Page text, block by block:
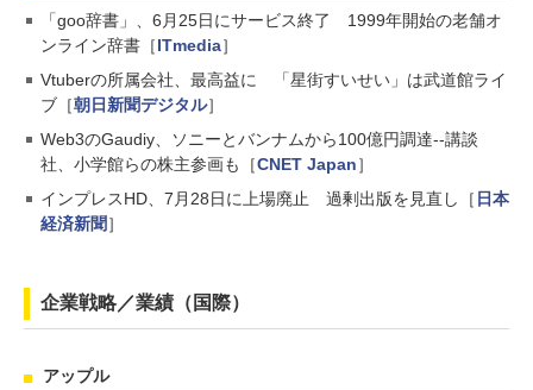
「goo辞書」、6月25日にサービス終了 1999年開始の老舗オ
ンライン辞書［ITmedia］
Vtuberの所属会社、最高益に 「星街すいせい」は武道館ライ
ブ［朝日新聞デジタル］
Web3のGaudiy、ソニーとバンナムから100億円調達--講談
社、小学館らの株主参画も［CNET Japan］
インプレスHD、7月28日に上場廃止 過剰出版を見直し［ 日本
経済新聞］
企業戦略／業績（国際）
アップル